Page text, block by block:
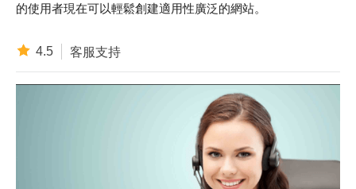
的使用者現在可以輕鬆創建適用性廣泛的網站。
4.5 客服支持